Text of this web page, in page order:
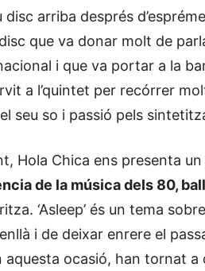
arriba després
que va donar molt de
i que va portar a la
a l’quintet per recórrer
seu so i passió pels
Hola Chica ens presenta
de la música dels 80,
‘Asleep’ és un tema
i de deixar enrere el
aquesta ocasió, han tornat a